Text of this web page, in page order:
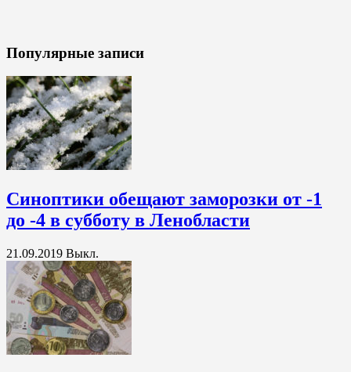
Популярные записи
Синоптики обещают заморозки от -1
до -4 в субботу в Ленобласти
21.09.2019 Выкл.